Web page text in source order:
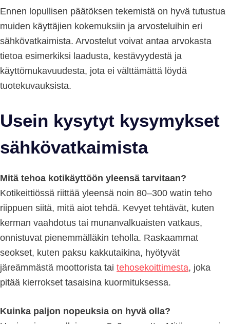
Ennen lopullisen päätöksen tekemistä on hyvä tutustua
muiden käyttäjien kokemuksiin ja arvosteluihin eri
sähkövatkaimista. Arvostelut voivat antaa arvokasta
tietoa esimerkiksi laadusta, kestävyydestä ja
käyttömukavuudesta, jota ei välttämättä löydä
tuotekuvauksista.
Usein kysytyt kysymykset
sähkövatkaimista
Mitä tehoa kotikäyttöön yleensä tarvitaan?
Kotikeittiössä riittää yleensä noin 80–300 watin teho
riippuen siitä, mitä aiot tehdä. Kevyet tehtävät, kuten
kerman vaahdotus tai munanvalkuaisten vatkaus,
onnistuvat pienemmälläkin teholla. Raskaammat
seokset, kuten paksu kakkutaikina, hyötyvät
järeämmästä moottorista tai tehosekoittimesta, joka
pitää kierrokset tasaisina kuormituksessa.
Kuinka paljon nopeuksia on hyvä olla?